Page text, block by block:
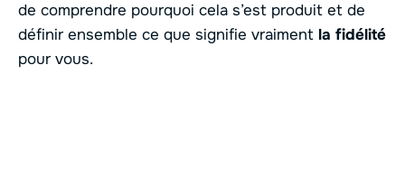
de comprendre pourquoi cela s’est produit et de
définir ensemble ce que signifie vraiment la fidélité
pour vous.